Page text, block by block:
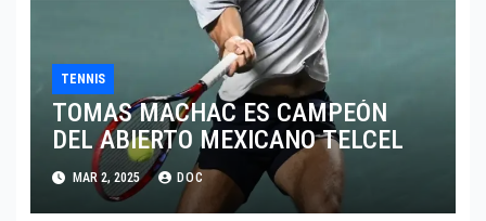
TENNIS
TOMAS MACHAC ES CAMPEÓN
DEL ABIERTO MEXICANO TELCEL
MAR 2, 2025 DOC